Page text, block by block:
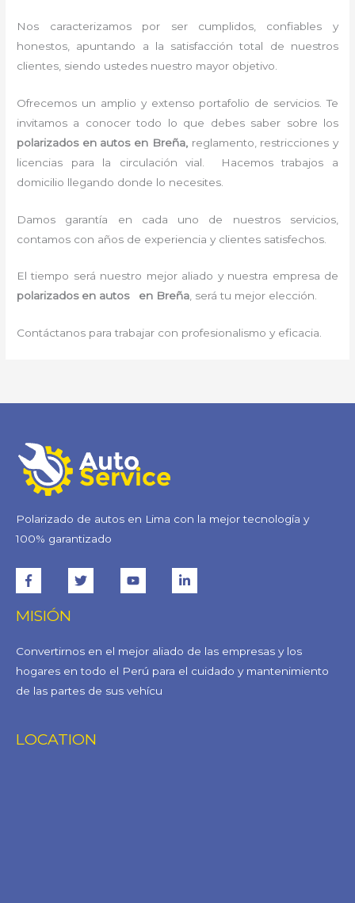
Nos caracterizamos por ser cumplidos, confiables y
honestos, apuntando a la satisfacción total de nuestros
clientes, siendo ustedes nuestro mayor objetivo.
Ofrecemos un amplio y extenso portafolio de servicios. Te
invitamos a conocer todo lo que debes saber sobre los
polarizados en autos en Breña, reglamento, restricciones y
licencias para la circulación vial. Hacemos trabajos a
domicilio llegando donde lo necesites.
Damos garantía en cada uno de nuestros servicios,
contamos con años de experiencia y clientes satisfechos.
El tiempo será nuestro mejor aliado y nuestra empresa de
polarizados en autos en Breña, será tu mejor elección.
Contáctanos para trabajar con profesionalismo y eficacia.
Polarizado de autos en Lima con la mejor tecnología y
100% garantizado
MISIÓN
Convertirnos en el mejor aliado de las empresas y los
hogares en todo el Perú para el cuidado y mantenimiento
de las partes de sus vehícu
LOCATION